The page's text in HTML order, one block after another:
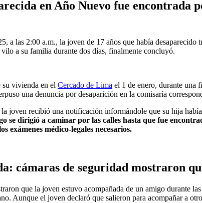
en Año Nuevo fue encontrada
a las 2:00 a.m., la joven de 17 años que había
a su familia durante dos días, finalmente concluyó.
su vivienda en el Cercado de Lima el 1 de enero, durante una
una denuncia por desaparición en la comisaría
la joven recibió una notificación informándole que su hija
se dirigió a caminar por las calles hasta que fue
exámenes médico-legales necesarios.
cámaras de seguridad mostraron
que la joven estuvo acompañada de un amigo durante
Aunque el joven declaró que salieron para acompañar a